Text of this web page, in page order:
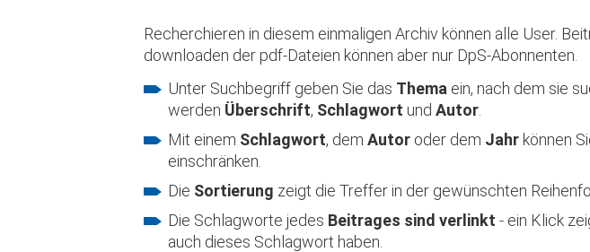
Recherchieren in diesem einmaligen Archiv können alle User.
downloaden der pdf-Dateien können aber nur DpS-Abonnenten.
Unter Suchbegriff geben Sie das Thema ein, nach dem sie
werden Überschrift, Schlagwort und Autor
Mit einem Schlagwort, dem Autor oder dem Jahr können
einschränken.
Die Sortierung zeigt die Treffer in der gewünschten
Die Schlagworte jedes Beitrages sind verlinkt - ein Klick
auch dieses Schlagwort haben.